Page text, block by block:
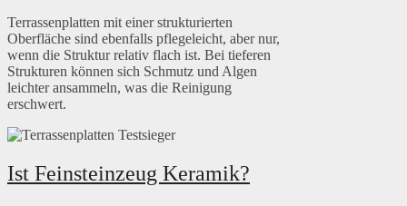
Terrassenplatten mit einer strukturierten
Oberfläche sind ebenfalls pflegeleicht, aber nur,
wenn die Struktur relativ flach ist. Bei tieferen
Strukturen können sich Schmutz und Algen
leichter ansammeln, was die Reinigung
erschwert.
Ist Feinsteinzeug Keramik?